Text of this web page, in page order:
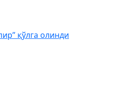
қўлга олинди